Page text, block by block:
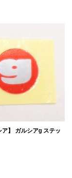
ア】 ガルシアg ステッ